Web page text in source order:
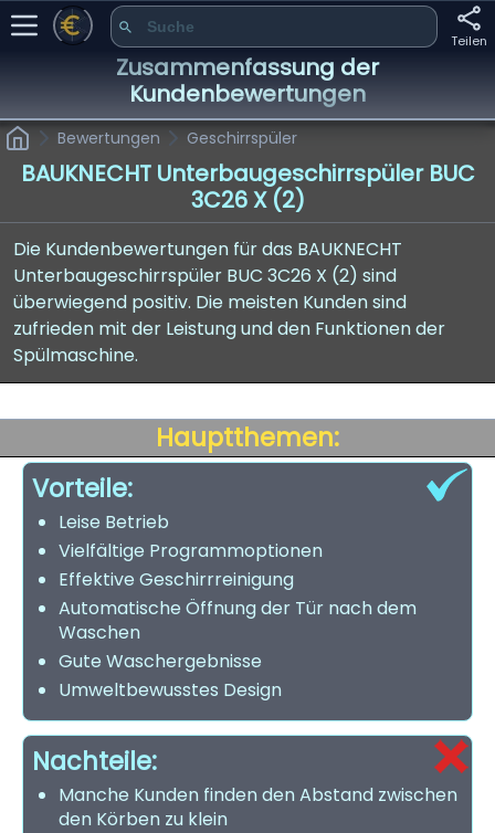
Teilen
Zusammenfassung der
Kundenbewertungen
Bewertungen Geschirrspüler
BAUKNECHT Unterbaugeschirrspüler BUC
3C26 X (2)
Die Kundenbewertungen für das BAUKNECHT
Unterbaugeschirrspüler BUC 3C26 X (2) sind
überwiegend positiv. Die meisten Kunden sind
zufrieden mit der Leistung und den Funktionen der
Spülmaschine.
Hauptthemen:
Vorteile:
Leise Betrieb
Vielfältige Programmoptionen
Effektive Geschirrreinigung
Automatische Öffnung der Tür nach dem
Waschen
Gute Waschergebnisse
Umweltbewusstes Design
Nachteile:
Manche Kunden finden den Abstand zwischen
den Körben zu klein